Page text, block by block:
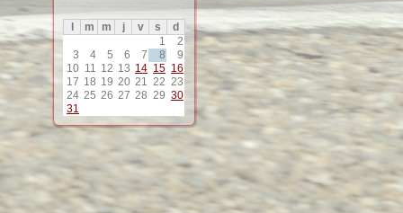
m m j v s
d
1
2
3
4 5 6 7 8
9
10 11 12 13 14 15 16
17 18 19 20 21 22 23
24 25 26 27 28 29 30
31
11
12
13
15